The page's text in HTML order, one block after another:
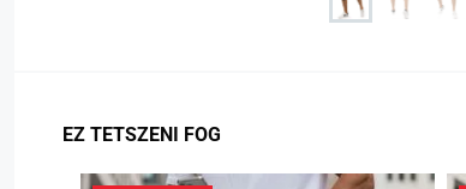
EZ TETSZENI FOG